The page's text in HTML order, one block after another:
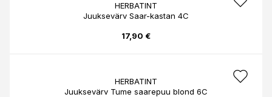
HERBATINT
Juuksevärv Saar-kastan 4C
17,90 €
HERBATINT
Juuksevärv Tume saarepuu blond 6C